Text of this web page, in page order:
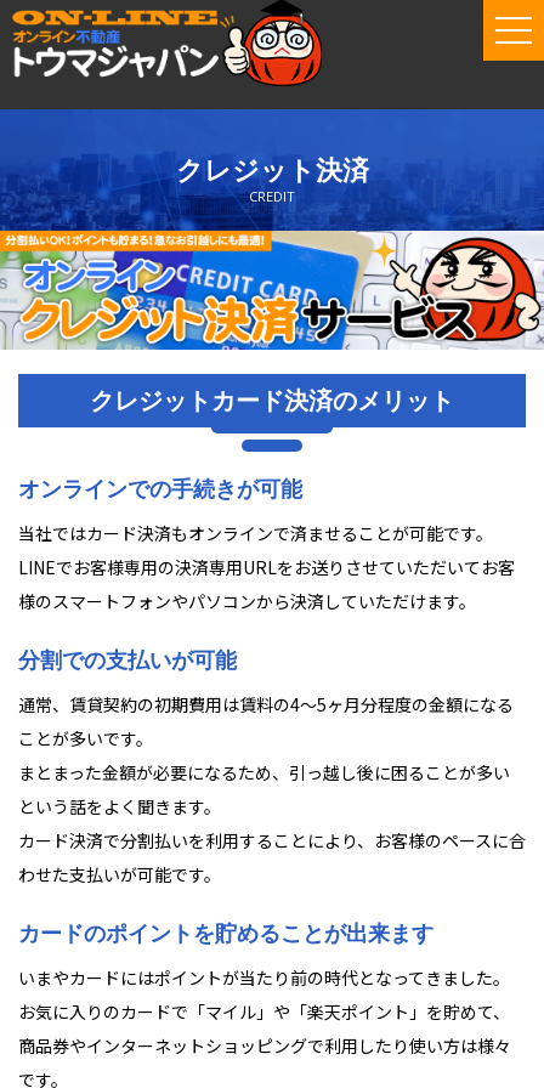
クレジット決済
CREDIT
クレジットカード決済のメリット
オンラインでの手続きが可能
当社ではカード決済もオンラインで済ませることが可能です。
LINEでお客様専用の決済専用URLをお送りさせていただいてお客
様のスマートフォンやパソコンから決済していただけます。
分割での支払いが可能
通常、賃貸契約の初期費用は賃料の4～5ヶ月分程度の金額になる
ことが多いです。
まとまった金額が必要になるため、引っ越し後に困ることが多い
という話をよく聞きます。
カード決済で分割払いを利用することにより、お客様のペースに合
わせた支払いが可能です。
カードのポイントを貯めることが出来ます
いまやカードにはポイントが当たり前の時代となってきました。
お気に入りのカードで「マイル」や「楽天ポイント」を貯めて、
商品券やインターネットショッピングで利用したり使い方は様々
です。